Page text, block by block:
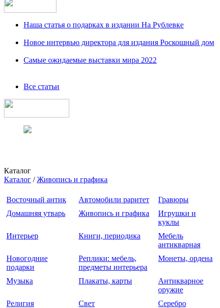
Наша статья о подарках в издании На Рублевке
Новое интервью директора для издания Роскошный дом
Самые ожидаемые выставки мира 2022
Все статьи
Каталог
Каталог /Живопись и графика
Восточный антик Автомобили раритет
Гравюры
Домашняя утварь
Живопись и графика
Игрушки и
куклы
Интерьер
Книги, периодика
Мебель
антикварная
Новогодние
подарки
Реплики: мебель,
предметы интерьера
Монеты, ордена
Музыка Плакаты, карты
Антикварное
оружие
Религия
Свет
Серебро